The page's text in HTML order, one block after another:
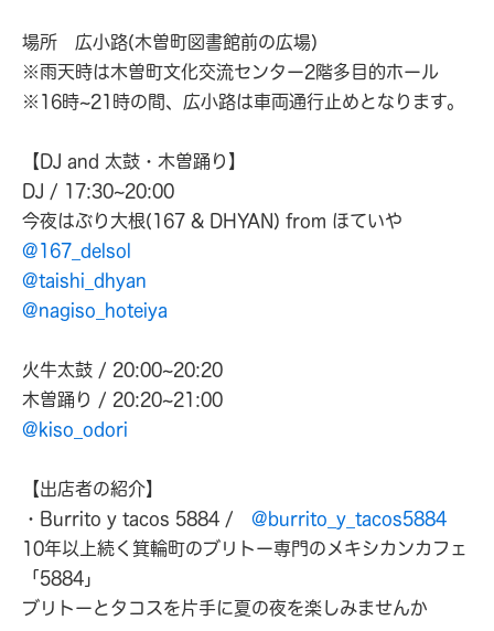
場所 広小路(木曽町図書館前の広場)
※雨天時は木曽町文化交流センター2階多目的ホール
※16時~21時の間、広小路は車両通行止めとなります。
【DJ and 太鼓・木曽踊り】
DJ / 17:30~20:00
今夜はぶり大根(167 & DHYAN) from ほていや
@167_delsol
@taishi_dhyan
@nagiso_hoteiya
火牛太鼓 / 20:00~20:20
木曽踊り / 20:20~21:00
@kiso_odori
【出店者の紹介】
・Burrito y tacos 5884 / @burrito_y_tacos5884
10年以上続く箕輪町のブリトー専門のメキシカンカフェ
「5884」
ブリトーとタコスを片手に夏の夜を楽しみませんか